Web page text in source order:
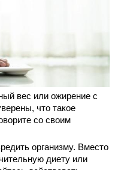
вес или ожирение с
что такое
со своим
организму. Вместо
диету или